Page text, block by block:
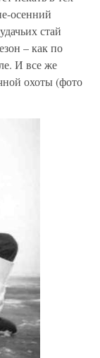
осенний
стай
– как по
И все же
охоты (фото